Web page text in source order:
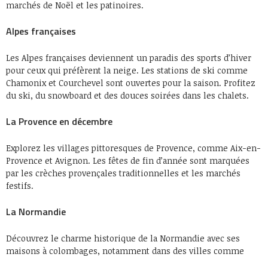
marchés de Noël et les patinoires.
Alpes françaises
Les Alpes françaises deviennent un paradis des sports d’hiver
pour ceux qui préfèrent la neige. Les stations de ski comme
Chamonix et Courchevel sont ouvertes pour la saison. Profitez
du ski, du snowboard et des douces soirées dans les chalets.
La Provence en décembre
Explorez les villages pittoresques de Provence, comme Aix-en-
Provence et Avignon. Les fêtes de fin d’année sont marquées
par les crèches provençales traditionnelles et les marchés
festifs.
La Normandie
Découvrez le charme historique de la Normandie avec ses
maisons à colombages, notamment dans des villes comme